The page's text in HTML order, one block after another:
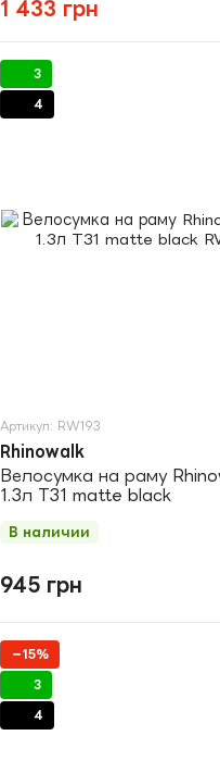
1 433 грн
3
4
Артикул: RW193
Rhinowalk
Велосумка на раму
1.3л T31 matte black
945 грн
В наличии
−15%
3
4